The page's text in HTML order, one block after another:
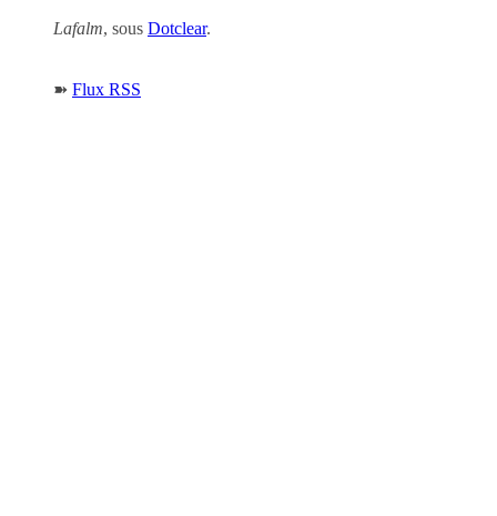
Lafalm, sous Dotclear.
➽ Flux RSS